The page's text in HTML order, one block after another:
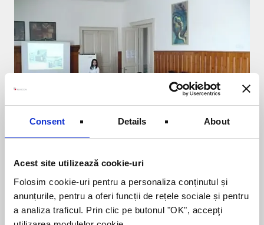
Consent Details About
Acest site utilizează cookie-uri
Folosim cookie-uri pentru a personaliza conținutul și
anunțurile, pentru a oferi funcții de rețele sociale și pentru
a analiza traficul. Prin clic pe butonul "OK", accepţi